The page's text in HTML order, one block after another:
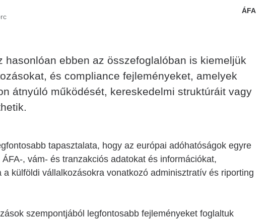
ÁFA
hasonlóan ebben az összefoglalóban is kiemeljük
és compliance fejleményeket, amelyek
átnyúló működését, kereskedelmi struktúráit vagy
tapasztalata, hogy az európai adóhatóságok egyre
, vám- és tranzakciós adatokat és információkat,
külföldi vállalkozásokra vonatkozó adminisztratív és riporting
szempontjából legfontosabb fejleményeket foglaltuk